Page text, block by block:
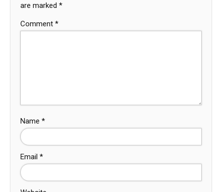
are marked *
Comment *
Name *
Email *